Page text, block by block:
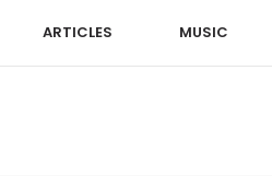
ARTICLES MUSIC